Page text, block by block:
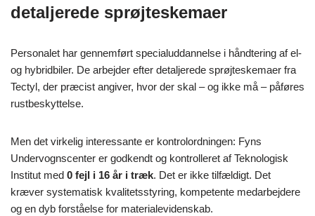
detaljerede sprøjteskemaer
Personalet har gennemført specialuddannelse i håndtering af el-
og hybridbiler. De arbejder efter detaljerede sprøjteskemaer fra
Tectyl, der præcist angiver, hvor der skal – og ikke må – påføres
rustbeskyttelse.
Men det virkelig interessante er kontrolordningen: Fyns
Undervognscenter er godkendt og kontrolleret af Teknologisk
Institut med 0 fejl i 16 år i træk. Det er ikke tilfældigt. Det
kræver systematisk kvalitetsstyring, kompetente medarbejdere
og en dyb forståelse for materialevidenskab.